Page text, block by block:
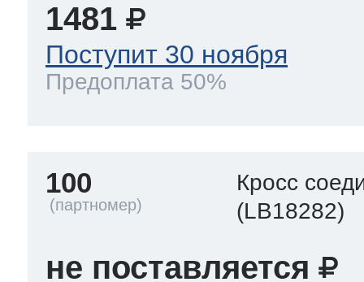
1481
Поступит 30 ноября
Предоплата 50%
100
Кросс
(LB18282)
не поставляется